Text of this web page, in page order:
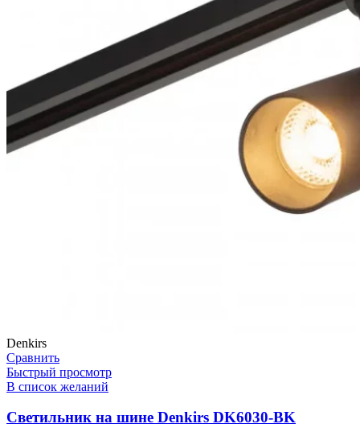
Denkirs
Сравнить
Быстрый просмотр
В список желаний
Светильник на шине Denkirs DK6030-BK